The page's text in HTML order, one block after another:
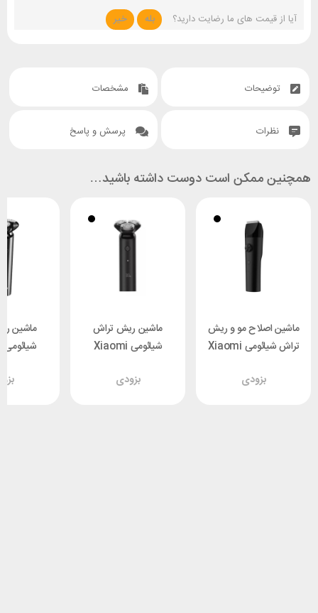
آیا از قیمت های ما رضایت دارید؟
بله خیر
توضیحات مشخصات
نظرات پرسش و پاسخ
همچنین ممکن است دوست داشته باشید…
ماشین اصلاح مو و ریش
تراش شیائومی Xiaomi
Clipper
بزودی
ماشین ریش تراش
شیائومی Xiaomi
بزودی
ماشین